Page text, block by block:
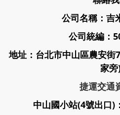
公司名稱：吉
公司統編：
地址：台北市中山區農安街
家旁
捷運交通
中山國小站(4號出口)